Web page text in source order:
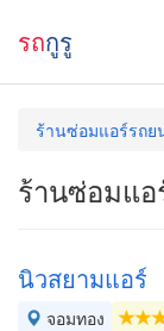
รถกูรู
ร้านซ่อมแอร์รถย
ร้านซ่อมแ
นิวสยามแอร์
จอมทอง